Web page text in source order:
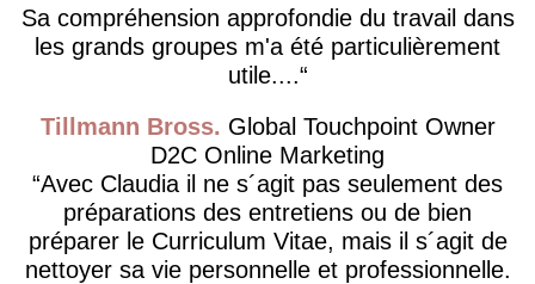
Sa compréhension approfondie du travail dans
les grands groupes m'a été particulièrement
utile....
Tillmann Bross
Global Touchpoint Owner
D2C Online Marketing
Avec Claudia il ne s´agit pas seulement des
préparations des entretiens ou de bien
préparer le Curriculum Vitae, mais il s´agit de
nettoyer sa vie personnelle et professionnelle.